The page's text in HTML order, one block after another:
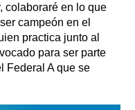
colaboraré en lo que
campeón en el
practica junto al
para ser parte
Federal A que se